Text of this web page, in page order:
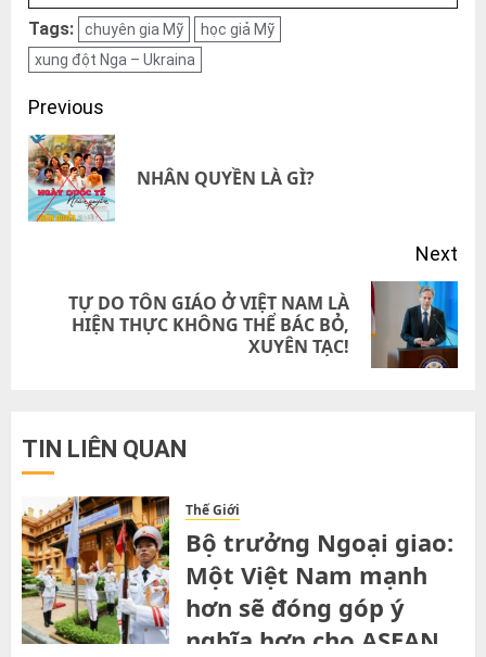
Tags: chuyên gia Mỹ
học giả Mỹ
xung đột Nga – Ukraina
Post
navigation
Previous
NHÂN QUYỀN LÀ GÌ?
Next
TỰ DO TÔN GIÁO Ở VIỆT NAM LÀ
HIỆN THỰC KHÔNG THỂ BÁC BỎ,
XUYÊN TẠC!
TIN LIÊN QUAN
Thế Giới
Bộ trưởng Ngoại giao:
Một Việt Nam mạnh
hơn sẽ đóng góp ý
nghĩa hơn cho ASEAN